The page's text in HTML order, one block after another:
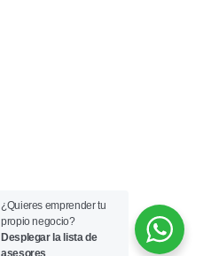
¿Quieres emprender tu
propio negocio?
Desplegar la lista de
asesores